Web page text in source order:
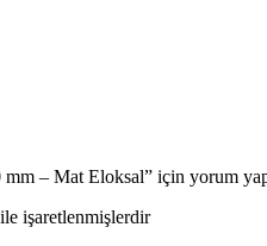
– Mat Eloksal” için yorum
ile işaretlenmişlerdir